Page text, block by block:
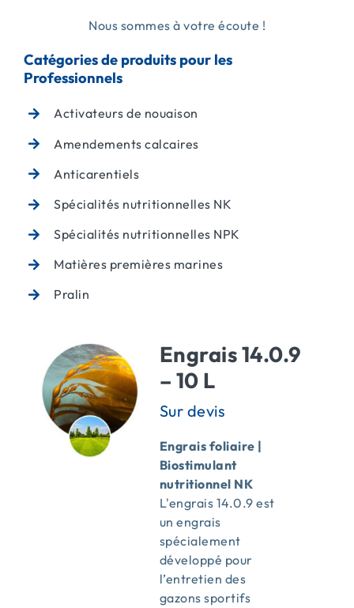
PENN AR BED
ACTUALITÉS
Nous sommes à votre écoute !
Catégories de produits pour les
Professionnels
Activateurs de nouaison
Amendements calcaires
Anticarentiels
Spécialités nutritionnelles NK
Spécialités nutritionnelles NPK
Matières premières marines
Pralin
Engrais 14.0.9
– 10 L
Engrais foliaire |
Biostimulant
nutritionnel NK
L'engrais 14.0.9 est
un engrais
spécialement
développé pour
l’entretien des
gazons sportifs